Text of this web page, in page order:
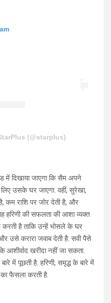
(@starplus)
में दिखाया जाएगा कि सैम अपने
उसके घर जाएगा. वहीं, सुरेखा,
कम राशि पर जोर देती है, और
हरिणी की सफलता की आशा व्यक्त
है ताकि उन्हें भोसले के घर
उसे करारा जवाब देती है. सवी पैसे
खरीदा नहीं जा सकता.
में पूछती है. हरिणी, समृद्ध के बारे में
का फैसला करती है.